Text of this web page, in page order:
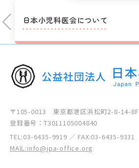
日本小児科医会について
〒105-0013 東京都港区浜松町2-8-14-8F
登録番号：T3011105004840
TEL:03-6435-9919 ／ FAX:03-6435-9331
MAIL:info@jpa-office.org